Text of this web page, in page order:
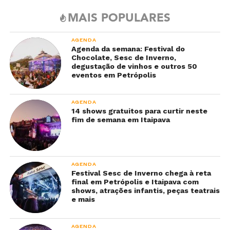
MAIS POPULARES
AGENDA
Agenda da semana: Festival do
Chocolate, Sesc de Inverno,
degustação de vinhos e outros 50
eventos em Petrópolis
AGENDA
14 shows gratuitos para curtir neste
fim de semana em Itaipava
AGENDA
Festival Sesc de Inverno chega à reta
final em Petrópolis e Itaipava com
shows, atrações infantis, peças teatrais
e mais
AGENDA